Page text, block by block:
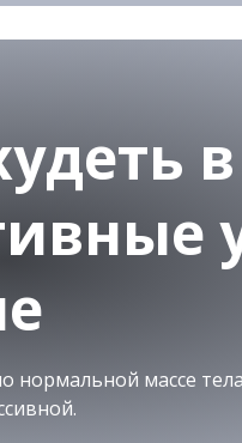
нормальной массе